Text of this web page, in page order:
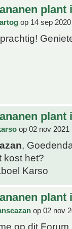
op 14 sep
op 02 nov 2021
,
kost het?
Karso
op 02 nov
op dit